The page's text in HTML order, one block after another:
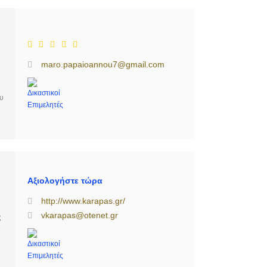
maro.papaioannou7@gmail.com
Αξιολογήστε τώρα
http://www.karapas.gr/
vkarapas@otenet.gr